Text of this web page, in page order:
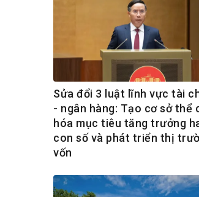
Sửa đổi 3 luật lĩnh vực tài
- ngân hàng: Tạo cơ sở thể
hóa mục tiêu tăng trưởng
con số và phát triển thị
vốn